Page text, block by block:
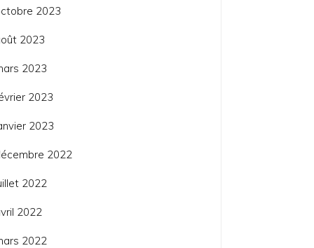
2023
2023
2023
2023
2023
2022
2022
2022
2022